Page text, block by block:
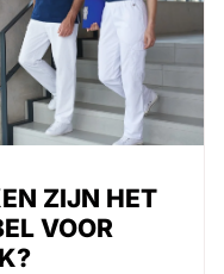
ZIJN HET
VOOR